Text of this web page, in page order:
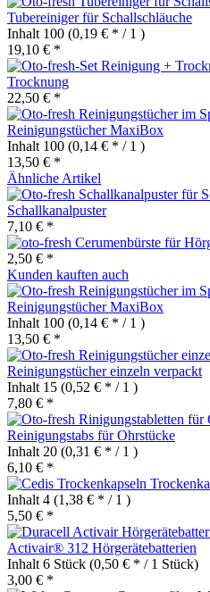
Tubereiniger für Schallschläuche
Inhalt 100 (0,19 € * / 1 )
19,10 € *
Trocknung
22,50 € *
Reinigungstücher MaxiBox
Inhalt 100 (0,14 € * / 1 )
13,50 € *
Ähnliche Artikel
Schallkanalpuster
7,10 € *
2,50 € *
Kunden kauften auch
Reinigungstücher MaxiBox
Inhalt 100 (0,14 € * / 1 )
13,50 € *
Reinigungstücher einzeln verpackt
Inhalt 15 (0,52 € * / 1 )
7,80 € *
Reinigungstabs für Ohrstücke
Inhalt 20 (0,31 € * / 1 )
6,10 € *
Inhalt 4 (1,38 € * / 1 )
5,50 € *
Activair® 312 Hörgerätebatterien
Inhalt 6 Stück (0,50 € * / 1 Stück)
3,00 € *